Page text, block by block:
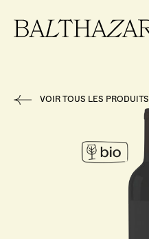
VOIR TOUS LES PRODUITS